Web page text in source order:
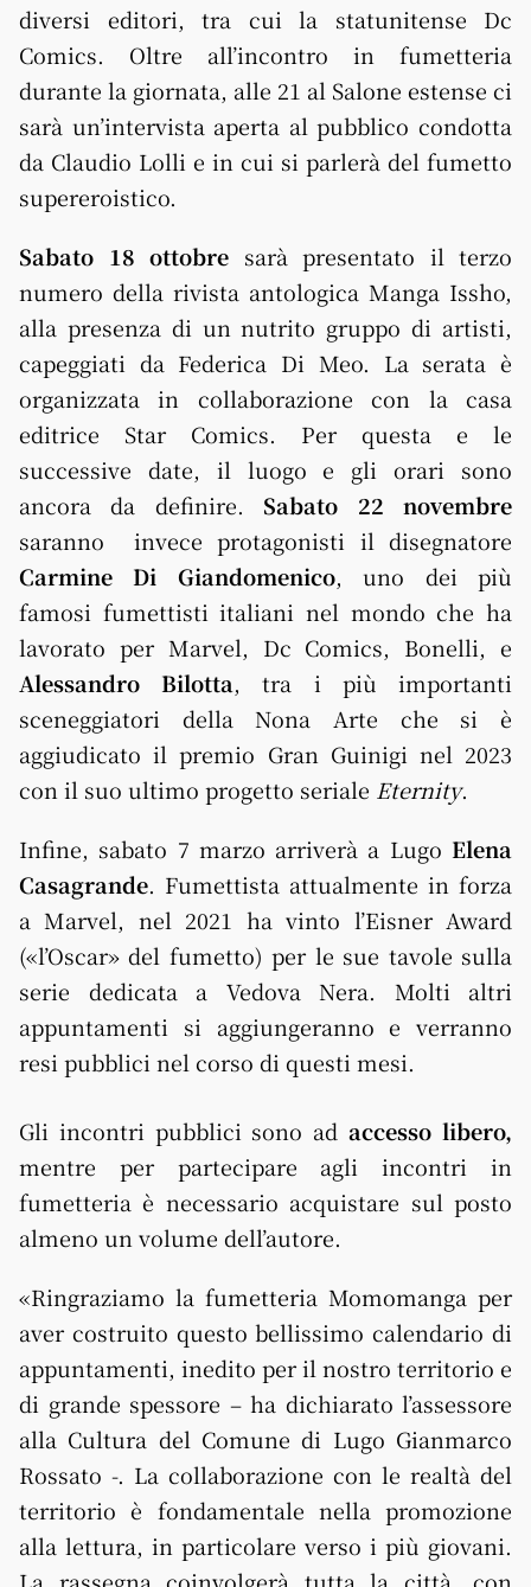
diversi editori, tra cui la statunitense Dc
Comics. Oltre all’incontro in fumetteria
durante la giornata, alle 21 al Salone estense ci
sarà un’intervista aperta al pubblico condotta
da Claudio Lolli e in cui si parlerà del fumetto
supereroistico.
Sabato 18 ottobre sarà presentato il terzo
numero della rivista antologica Manga Issho,
alla presenza di un nutrito gruppo di artisti,
capeggiati da Federica Di Meo. La serata è
organizzata in collaborazione con la casa
editrice Star Comics. Per questa e le
successive date, il luogo e gli orari sono
ancora da definire. Sabato 22 novembre
saranno invece protagonisti il disegnatore
Carmine Di Giandomenico, uno dei più
famosi fumettisti italiani nel mondo che ha
lavorato per Marvel, Dc Comics, Bonelli, e
Alessandro Bilotta, tra i più importanti
sceneggiatori della Nona Arte che si è
aggiudicato il premio Gran Guinigi nel 2023
con il suo ultimo progetto seriale Eternity.
Infine, sabato 7 marzo arriverà a Lugo Elena
Casagrande. Fumettista attualmente in forza
a Marvel, nel 2021 ha vinto l’Eisner Award
(«l’Oscar» del fumetto) per le sue tavole sulla
serie dedicata a Vedova Nera. Molti altri
appuntamenti si aggiungeranno e verranno
resi pubblici nel corso di questi mesi.
Gli incontri pubblici sono adaccesso libero,
mentre per partecipare agli incontri in
fumetteria è necessario acquistare sul posto
almeno un volume dell’autore.
«Ringraziamo la fumetteria Momomanga per
aver costruito questo bellissimo calendario di
appuntamenti, inedito per il nostro territorio e
di grande spessore – ha dichiarato l’assessore
alla Cultura del Comune di Lugo Gianmarco
Rossato -. La collaborazione con le realtà del
territorio è fondamentale nella promozione
alla lettura, in particolare verso i più giovani.
La rassegna coinvolgerà tutta la città, con